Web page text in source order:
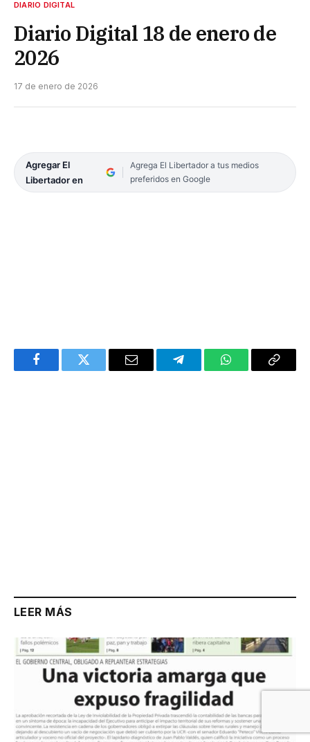
DIARIO DIGITAL
Diario Digital 18 de enero de
2026
17 de enero de 2026
Agregar El
Libertador en
Agrega El Libertador a tus medios
preferidos en Google
FacebookTwitter Email TelegramWhatsAppCopy
LEER MÁS